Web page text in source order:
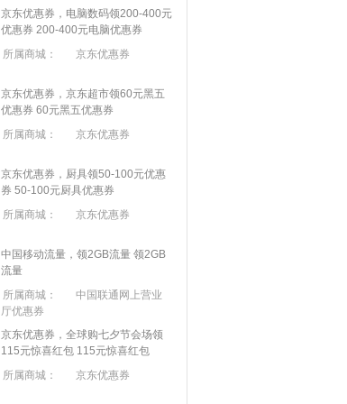
京东优惠券，电脑数码领200-400元
优惠券 200-400元电脑优惠券
所属商城：
京东优惠券
京东优惠券，京东超市领60元黑五
优惠券 60元黑五优惠券
所属商城：
京东优惠券
京东优惠券，厨具领50-100元优惠
券 50-100元厨具优惠券
所属商城：
京东优惠券
中国移动流量，领2GB流量 领2GB
流量
所属商城：
中国联通网上营业
厅优惠券
京东优惠券，全球购七夕节会场领
115元惊喜红包 115元惊喜红包
所属商城：
京东优惠券